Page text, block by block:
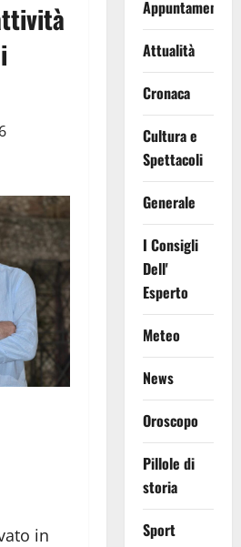
in
Appuntamenti
Attualità
Cronaca
Cultura e
Spettacoli
Generale
I Consigli
Dell'
Esperto
Meteo
News
Oroscopo
Pillole di
storia
Sport